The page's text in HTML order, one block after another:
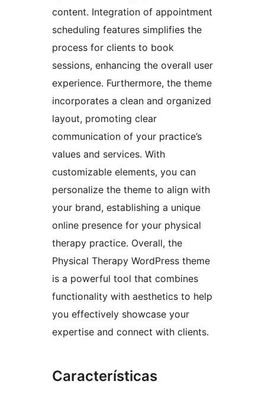
content. Integration of appointment
scheduling features simplifies the
process for clients to book
sessions, enhancing the overall user
experience. Furthermore, the theme
incorporates a clean and organized
layout, promoting clear
communication of your practice’s
values and services. With
customizable elements, you can
personalize the theme to align with
your brand, establishing a unique
online presence for your physical
therapy practice. Overall, the
Physical Therapy WordPress theme
is a powerful tool that combines
functionality with aesthetics to help
you effectively showcase your
expertise and connect with clients.
Características